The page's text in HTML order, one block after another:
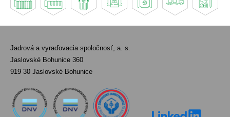
Jadrová a vyraďovacia spoločnosť, a. s.
Jaslovské Bohunice 360
919 30 Jaslovské Bohunice